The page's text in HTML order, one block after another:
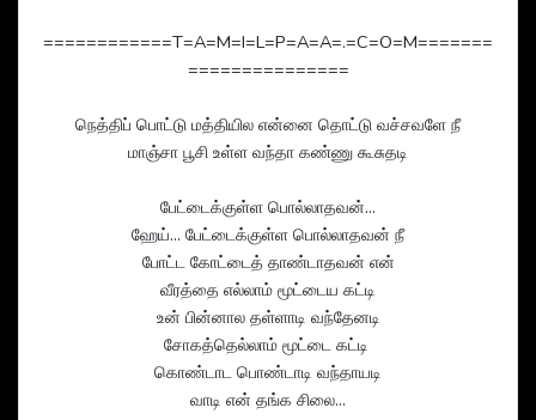
============T=A=M=I=L=P=A=A=.=C=O=M=======
===============
நெத்திப் பொட்டு மத்தியில என்னை தொட்டு வச்சவளே நீ
மாஞ்சா பூசி உள்ள வந்தா கண்ணு கூசுதடி
பேட்டைக்குள்ள பொல்லாதவன்...
ஹேய்... பேட்டைக்குள்ள பொல்லாதவன் நீ
போட்ட கோட்டைத் தாண்டாதவன் என்
வீரத்தை எல்லாம் மூட்டைய கட்டி
உன் பின்னால தள்ளாடி வந்தேனடி
சோகத்தெல்லாம் மூட்டை கட்டி
கொண்டாட பொண்டாடி வந்தாயடி
வாடி என் தங்க சிலை...